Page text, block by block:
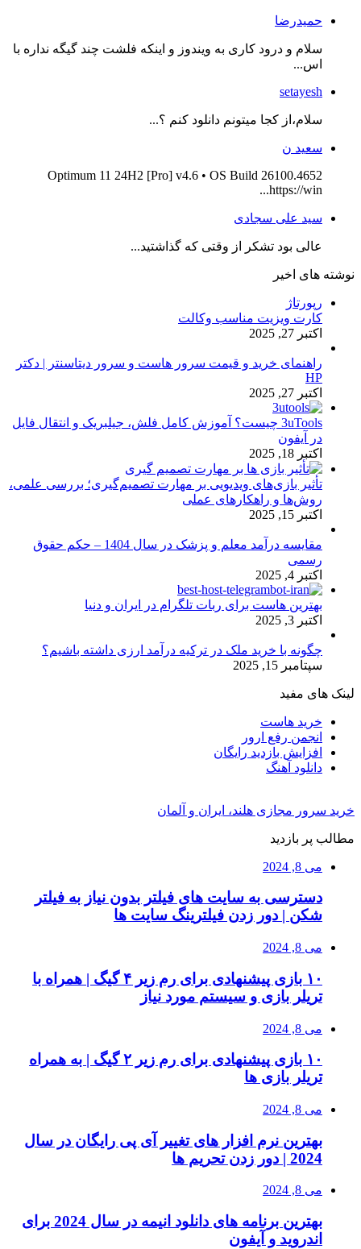
حمیدرضا
سلام و درود کاری به ویندوز و اینکه فلشت چند گیگه نداره با
اس...
setayesh
سلام،از کجا میتونم دانلود کنم ؟...
سعید ن
Optimum 11 24H2 [Pro] v4.6 • OS Build 26100.4652
https://win...
سید علی سجادی
عالی بود تشکر از وقتی که گذاشتید...
نوشته های اخیر
رپورتاژ
کارت ویزیت مناسب وکالت
اکتبر 27, 2025
راهنمای خرید و قیمت سرور هاست و سرور دیتاسنتر | دکتر
HP
اکتبر 27, 2025
3uTools چیست؟ آموزش کامل فلش، جیلبریک و انتقال فایل
در آیفون
اکتبر 18, 2025
تأثیر بازی‌های ویدیویی بر مهارت تصمیم‌گیری؛ بررسی علمی،
روش‌ها و راهکارهای عملی
اکتبر 15, 2025
مقایسه درآمد معلم و پزشک در سال 1404 – حکم حقوق
رسمی
اکتبر 4, 2025
بهترین هاست برای ربات تلگرام در ایران و دنیا
اکتبر 3, 2025
چگونه با خرید ملک در ترکیه درآمد ارزی داشته باشیم؟
سپتامبر 15, 2025
لینک های مفید
خرید هاست
انجمن رفع ارور
افزایش بازدید رایگان
دانلود آهنگ
خرید سرور مجازی هلند، ایران و آلمان
مطالب پر بازدید
می 8, 2024
دسترسی به سایت های فیلتر بدون نیاز به فیلتر
شکن | دور زدن فیلترینگ سایت ها
می 8, 2024
۱۰ بازی پیشنهادی برای رم زیر ۴ گیگ | همراه با
تریلر بازی و سیستم مورد نیاز
می 8, 2024
۱۰ بازی پیشنهادی برای رم زیر ۲ گیگ | به همراه
تریلر بازی ها
می 8, 2024
بهترین نرم افزار های تغییر آی پی رایگان در سال
2024 | دور زدن تحریم ها
می 8, 2024
بهترین برنامه های دانلود انیمه در سال 2024 برای
اندروید و آیفون